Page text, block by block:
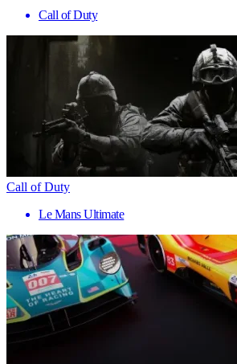
Call of Duty
Call of Duty
Le Mans Ultimate